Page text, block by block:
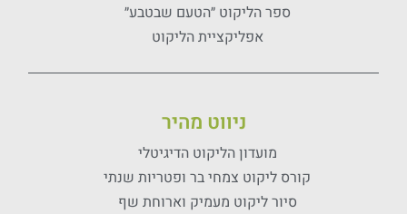
ספר הליקוט ״הטעם שבטבע״
אפליקציית הליקוט
ניווט מהיר
מועדון הליקוט הדיגיטלי
קורס ליקוט צמחי בר ופטריות שנתי
סיור ליקוט מעמיק וארוחת שף